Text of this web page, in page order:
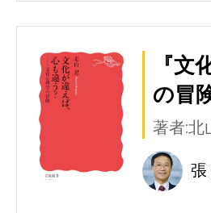
『
の冒
著者:北
張